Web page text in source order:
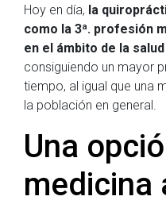
Hoy en día, la
como la 3ª. profesión
en el ámbito de la salud
consiguiendo un mayor
tiempo, al igual que una
la población en general.
Una
medicina